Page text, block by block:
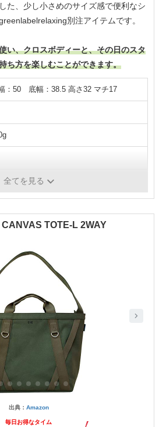
た、少し小さめのサイズ感で便利なシ
別注アイテムです。
い、クロスボディーと、その日のスタ
ち方を楽しむことができます。
：50 底幅：38.5 高さ32 マチ17
全てを見る
TOTE-L 2WAY
出典： Amazon
毎日お得なタイム